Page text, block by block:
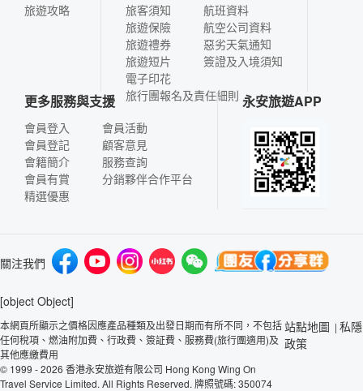
旅遊攻略
旅客須知
旅遊保險
旅遊禮券
旅遊短片
電子印花
航班資料
航空公司資料
惡劣天氣通知
簽證及入境須知
旅行團報名及責任細則
更多服務與支援
會員登入
會員登記
會籍簡介
會員有賞
精選優惠
會員活動
顧客意見
服務查詢
分銷夥伴合作平台
永安旅遊APP
關注我們
[object Object]
本網頁所顯示之價格因應產品種類及出發日期而有所不同，不包括
任何稅項、燃油附加費、行政費、簽証費、服務費(旅行團適用)及
其他應繳費用
© 1999 - 2026 香港永安旅遊有限公司 Hong Kong Wing On
Travel Service Limited. All Rights Reserved. 牌照號碼: 350074
站點地圖 | 私隱
政策